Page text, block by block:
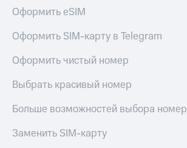
Оформить eSIM
Оформить SIM-карту в Telegram
Оформить чистый номер
Выбрать красивый номер
Больше возможностей выбора
Заменить SIM-карту